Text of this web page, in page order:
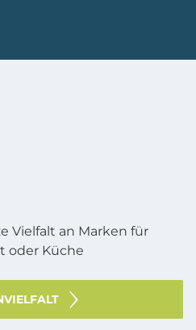
Vielfalt an Marken für
oder Küche